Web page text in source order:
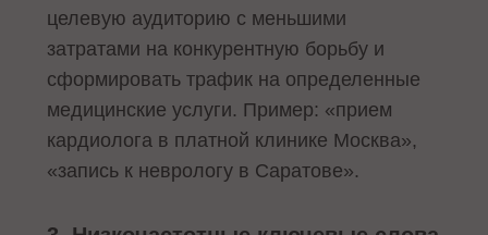
целевую аудиторию с меньшими
затратами на конкурентную борьбу и
сформировать трафик на определенные
медицинские услуги. Пример: «прием
кардиолога в платной клинике Москва»,
«запись к неврологу в Саратове».